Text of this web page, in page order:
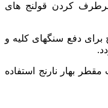
کردن قولنج های
دفع سنگهای کلیه و
مقطر بهار نارنج استفاده